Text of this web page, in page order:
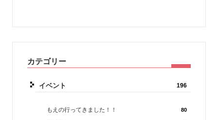
カテゴリー
イベント 196
もえの行ってきました！！ 80